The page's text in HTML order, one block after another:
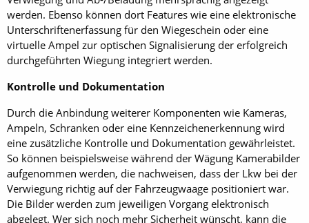
werden. Ebenso können dort Features wie eine elektronische
Unterschriftenerfassung für den Wiegeschein oder eine
virtuelle Ampel zur optischen Signalisierung der erfolgreich
durchgeführten Wiegung integriert werden.
Kontrolle und Dokumentation
Durch die Anbindung weiterer Komponenten wie Kameras,
Ampeln, Schranken oder eine Kennzeichenerkennung wird
eine zusätzliche Kontrolle und Dokumentation gewährleistet.
So können beispielsweise während der Wägung Kamerabilder
aufgenommen werden, die nach­weisen, dass der Lkw bei der
Verwiegung richtig auf der Fahrzeugwaage positioniert war.
Die Bilder werden zum jeweiligen Vorgang elektronisch
abgelegt. Wer sich noch mehr Sicherheit wünscht, kann die